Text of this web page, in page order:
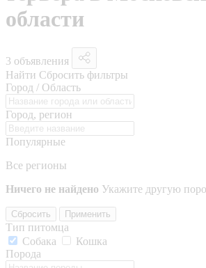
области
3 объявления
Найти Сбросить фильтры
Город / Область
Город, регион
Популярные
Все регионы
Ничего не найдено Укажите другую
Сбросить Применить
Тип питомца
Собака
Кошка
Порода